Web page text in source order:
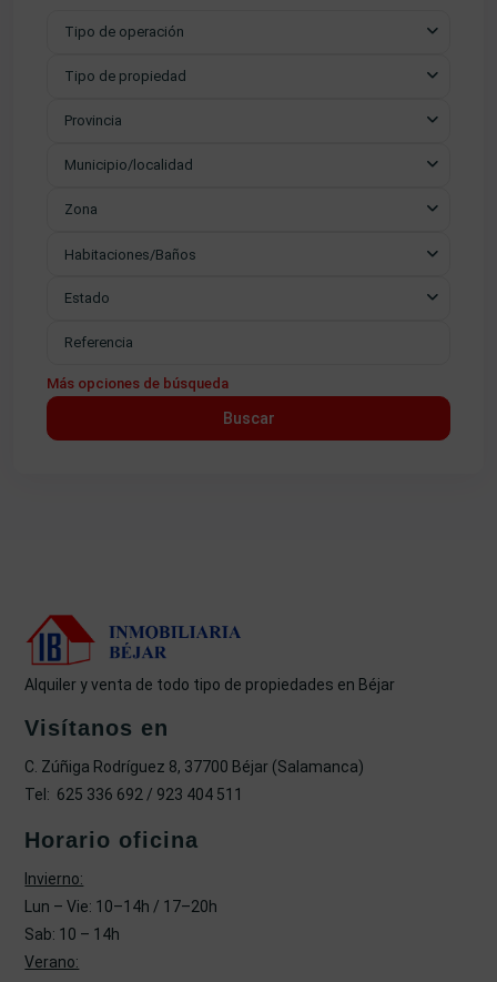
Tipo de operación
Tipo de propiedad
Provincia
Municipio/localidad
Zona
Habitaciones/Baños
Estado
Más opciones de búsqueda
Buscar
Alquiler y venta de todo tipo de propiedades en Béjar
Visítanos en
C. Zúñiga Rodríguez 8, 37700 Béjar (Salamanca)
Tel: 625 336 692 / 923 404 511
Horario oficina
Invierno:
Lun – Vie: 10–14h / 17–20h
Sab: 10 – 14h
Verano: